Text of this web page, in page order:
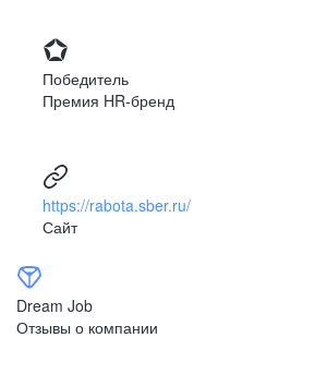
Победитель
Премия HR-бренд
https://rabota.sber.ru/
Сайт
Dream Job
Отзывы о компании